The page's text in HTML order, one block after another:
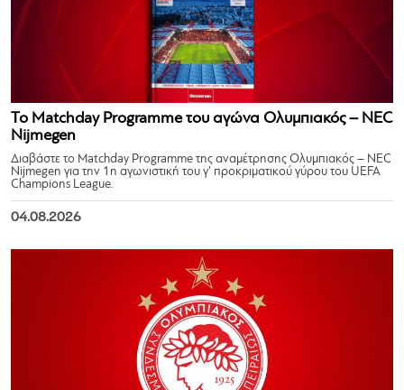
Το Matchday Programme του αγώνα Ολυμπιακός – NEC
Nijmegen
Διαβάστε το Matchday Programme της αναμέτρησης Ολυμπιακός – NEC
Nijmegen για την 1η αγωνιστική του γ’ προκριματικού γύρου του UEFA
Champions League.
04.08.2026